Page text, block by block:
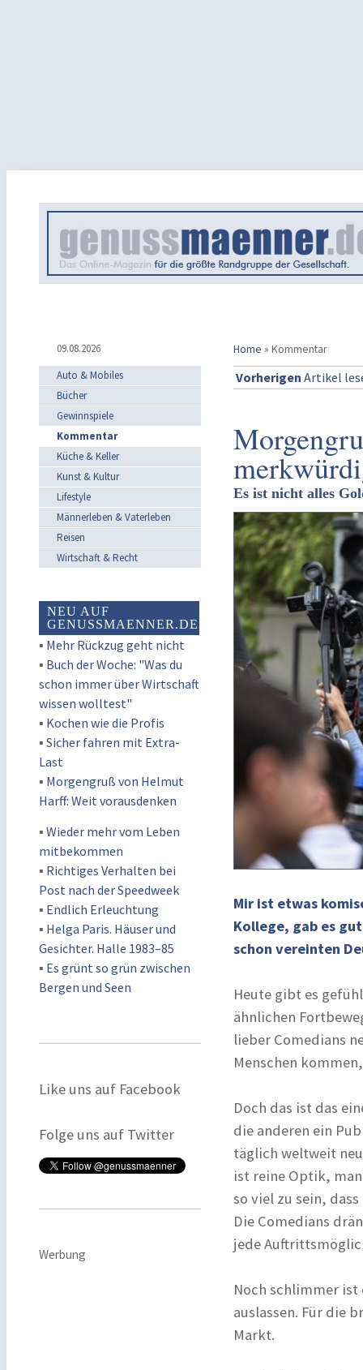
09.08.2026 Home » Kommentar
Auto & Mobiles
Bücher
Gewinnspiele
Kommentar
Küche & Keller
Kunst & Kultur
Lifestyle
Männerleben & Vaterleben
Reisen
Wirtschaft & Recht
NEU AUF
GENUSSMAENNER.DE
▪ Mehr Rückzug geht nicht
▪ Buch der Woche: "Was du
schon immer über Wirtschaft
wissen wolltest"
▪ Kochen wie die Profis
▪ Sicher fahren mit Extra-
Last
▪ Morgengruß von Helmut
Harff: Weit vorausdenken
▪ Wieder mehr vom Leben
mitbekommen
▪ Richtiges Verhalten bei
Post nach der Speedweek
▪ Endlich Erleuchtung
▪ Helga Paris. Häuser und
Gesichter. Halle 1983–85
▪ Es grünt so grün zwischen
Bergen und Seen
Like uns auf Facebook
Folge uns auf Twitter
Werbung
Vorherigen Artikel
Es ist nicht alles
Mir ist etwas
Kollege, gab es
schon vereinten
Heute gibt es
ähnlichen
lieber Comedians
Menschen
Doch das ist das
die anderen ein
täglich weltweit
ist reine Optik,
so viel zu sein,
Die Comedians
jede
Noch schlimmer ist
auslassen. Für die
Markt.